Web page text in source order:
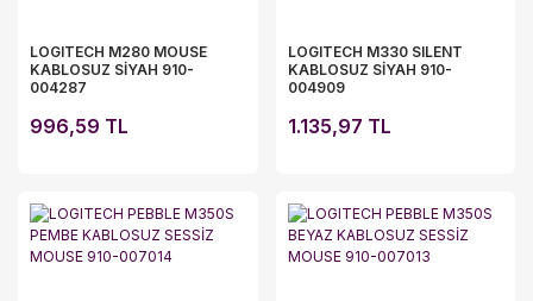
LOGITECH M280 MOUSE
KABLOSUZ SİYAH 910-
004287
996,59 TL
LOGITECH M330 SILENT
KABLOSUZ SİYAH 910-
004909
1.135,97 TL